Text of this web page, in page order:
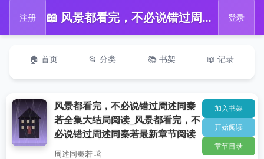
注册 📖 风景都看完，不必说错过周述同秦若全集大结局阅读_风景都看完，不必说错过周述同秦若最新章节阅读 登录
🏠 首页 📂 分类 📚 书架 📖 记录
风景都看完，不必说错过周述同秦
若全集大结局阅读_风景都看完，不
必说错过周述同秦若最新章节阅读
周述同秦若 著
加入书架
开始阅读
章节目录